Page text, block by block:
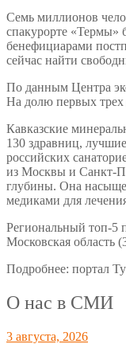
Семь миллионов
спакурорте «Термы»
бенефициарами
сейчас найти
По данным Центра
На долю первых трех
Кавказские
130 здравниц,
российских
из Москвы и Санкт-
глубины. Она
медиками для
Региональный топ-5
Московская область
Подробнее: портал
О нас в СМИ
3 августа, 2026